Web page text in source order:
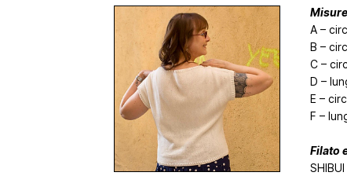
A –
B –
C –
D –
E –
F –
Filato